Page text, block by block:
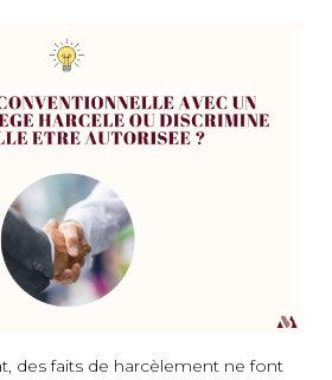
des faits de harcèlement ne font